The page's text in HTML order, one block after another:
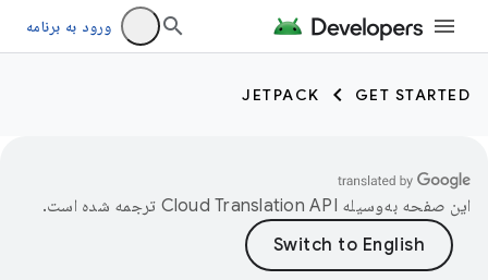
ورود به برنامه
GET STARTED
JETPACK
این صفحه به‌وسیله ترجمه شده است.